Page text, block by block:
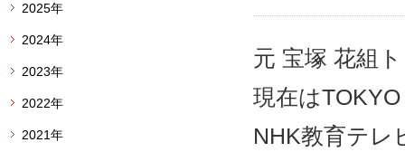
元 宝塚 花組
現在は
NHK教育テレ
2025年
2024年
2023年
2022年
2021年